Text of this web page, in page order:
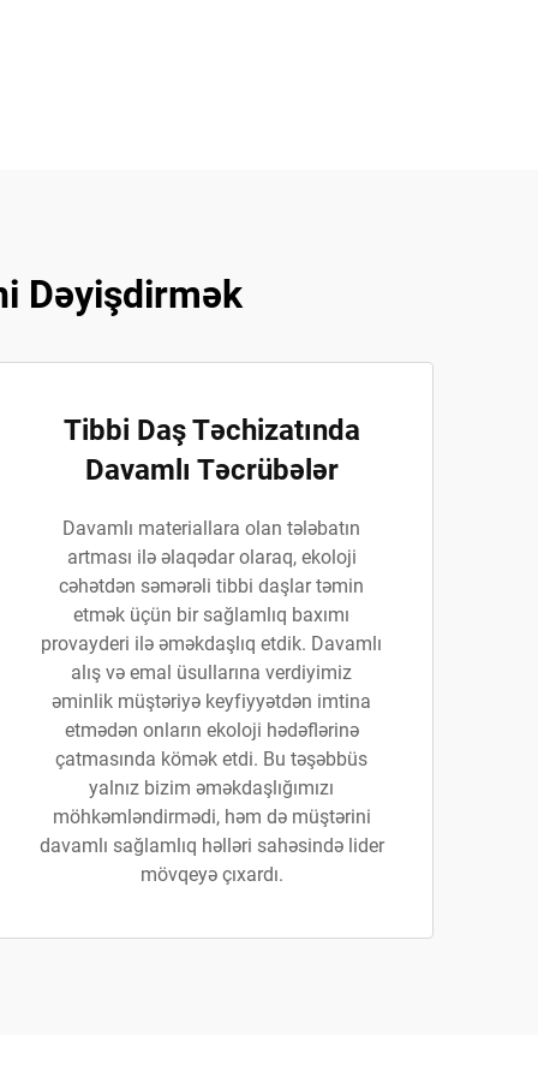
Dəyişdirmək
Tibbi Daş Təchizatında
Davamlı Təcrübələr
Davamlı materiallara olan tələbatın
artması ilə əlaqədar olaraq, ekoloji
cəhətdən səmərəli tibbi daşlar təmin
etmək üçün bir sağlamlıq baxımı
provayderi ilə əməkdaşlıq etdik. Davamlı
alış və emal üsullarına verdiyimiz
əminlik müştəriyə keyfiyyətdən imtina
etmədən onların ekoloji hədəflərinə
çatmasında kömək etdi. Bu təşəbbüs
yalnız bizim əməkdaşlığımızı
möhkəmləndirmədi, həm də müştərini
davamlı sağlamlıq həlləri sahəsində lider
mövqeyə çıxardı.